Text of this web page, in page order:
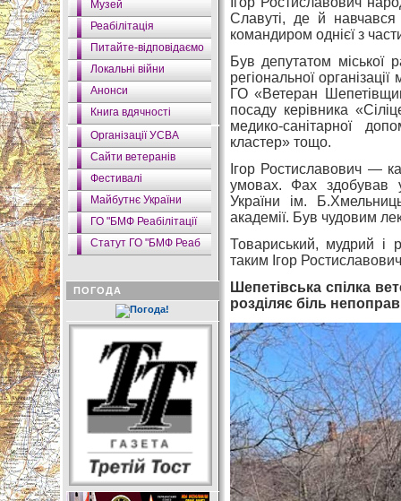
Музей
Реабілітація
Питайте-відповідаємо
Локальні війни
Анонси
Книга вдячності
Організації УСВА
Сайти ветеранів
Фестивалі
Майбутнє України
ГО "БМФ Реабілітації
Статут ГО "БМФ Реаб
ПОГОДА
Славуті, де й
командиром однієї з
Був депутатом міської
регіональної
ГО «Ветеран
посаду керівника
медико-санітарної
кластер» тощо.
Ігор Ростиславович —
умовах. Фах здобував
України ім.
академії. Був чудовим
Товариський, мудрий і
таким Ігор
Шепетівська спілка
розділяє біль